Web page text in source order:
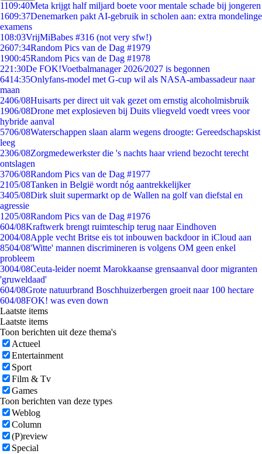
1109:40Meta krijgt half miljard boete voor mentale schade bij jongeren
1609:37Denemarken pakt AI-gebruik in scholen aan: extra mondelinge
examens
108:03VrijMiBabes #316 (not very sfw!)
2607:34Random Pics van de Dag #1979
1900:45Random Pics van de Dag #1978
221:30De FOK!Voetbalmanager 2026/2027 is begonnen
6414:35Onlyfans-model met G-cup wil als NASA-ambassadeur naar
maan
2406/08Huisarts per direct uit vak gezet om ernstig alcoholmisbruik
1906/08Drone met explosieven bij Duits vliegveld voedt vrees voor
hybride aanval
5706/08Waterschappen slaan alarm wegens droogte: Gereedschapskist
leeg
2306/08Zorgmedewerkster die 's nachts haar vriend bezocht terecht
ontslagen
3706/08Random Pics van de Dag #1977
2105/08Tanken in België wordt nóg aantrekkelijker
3405/08Dirk sluit supermarkt op de Wallen na golf van diefstal en
agressie
1205/08Random Pics van de Dag #1976
604/08Kraftwerk brengt ruimteschip terug naar Eindhoven
2004/08Apple vecht Britse eis tot inbouwen backdoor in iCloud aan
8504/08'Witte' mannen discrimineren is volgens OM geen enkel
probleem
3004/08Ceuta-leider noemt Marokkaanse grensaanval door migranten
'gruweldaad'
604/08Grote natuurbrand Boschhuizerbergen groeit naar 100 hectare
604/08FOK! was even down
Laatste items
Laatste items
Toon berichten uit deze thema's
Actueel
Entertainment
Sport
Film & Tv
Games
Toon berichten van deze types
Weblog
Column
(P)review
Special